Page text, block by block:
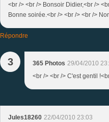
<br /> <br /> Bonsoir Didier,<br />
Bonne soirée.<br /> <br /> <br />
Répondre
3 365 Photos 29/04/2010
<br /> <br /> C'est gentil
Jules18260 22/04/2010 23:03